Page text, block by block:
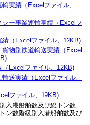
実績（Excelファイル、
シー事業運輸実績（Excelフ
績（Excelファイル、12KB)
貨物別鉄道輸送実績（Excel
（Excelファイル、12KB)
送実績（Excelファイル、
ファイル、19KB)
入港船舶数及び総トン数
ン数階級別入港船舶数及び